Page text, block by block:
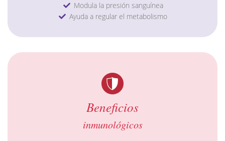
Oliovita Protect
Modula la presión sanguínea
Ayuda a regular el metabolismo
Beneficios
inmunológicos